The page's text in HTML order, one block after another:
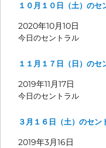
１０月１０日（土）のセ
2020年10月10日
今日のセントラル
１１月１７日（日）のセ
2019年11月17日
今日のセントラル
３月１６日（土）のセン
2019年3月16日